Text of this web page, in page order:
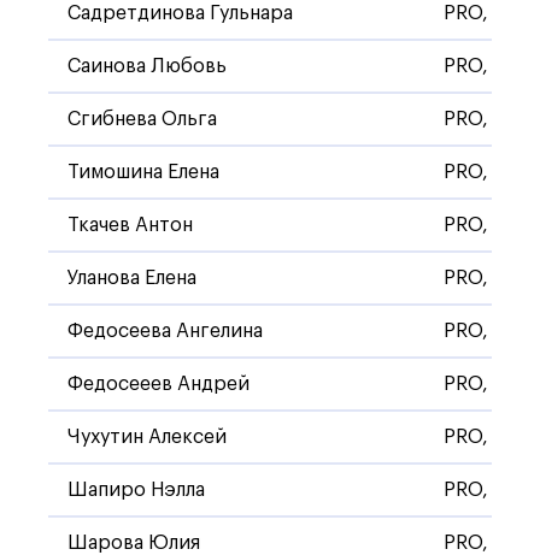
Садретдинова Гульнара PRO,
Саинова Любовь PRO,
Сгибнева Ольга PRO,
Тимошина Елена PRO,
Ткачев Антон PRO,
Уланова Елена PRO,
Федосеева Ангелина PRO,
Федосееев Андрей PRO,
Чухутин Алексей PRO,
Шапиро Нэлла PRO,
Шарова Юлия PRO,